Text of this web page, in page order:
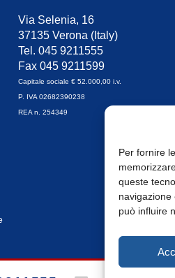
Per fornire
queste
può influire
Via Selenia, 16
37135 Verona (Italy)
Tel. 045 9211555
Fax 045 9211599
Capitale sociale € 52.000,00 i.v.
P. IVA 02682390238
REA n. 254349